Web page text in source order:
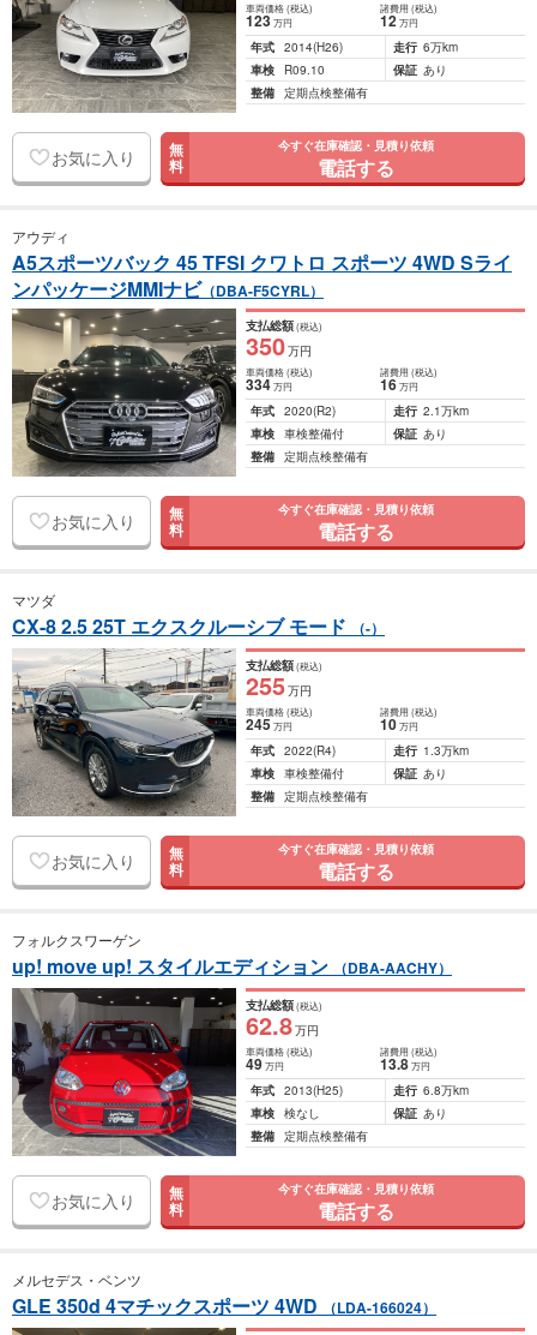
車両価格(税込)
123万円
諸費用 (税込)
12 万円
年式 2014(H26) 走行 6万km
車検
R09.10 保証 あり
整備 定期点検整備有
お気に入り 無
料
今すぐ在庫確認・見積り依頼
電話する
アウディ
A5スポーツバック 45 TFSI クワトロ スポーツ 4WD Sライ
ンパッケージMMIナビ（DBA-F5CYRL）
支払総額(税込)
350万円
車両価格(税込)
334万円
諸費用 (税込)
16 万円
年式 2020(R2) 走行 2.1万km
車検 車検整備付 保証 あり
整備 定期点検整備有
お気に入り 無
料
今すぐ在庫確認・見積り依頼
電話する
マツダ
CX-8 2.5 25T エクスクルーシブ モード （-）
支払総額(税込)
255万円
車両価格(税込)
245万円
諸費用 (税込)
10 万円
年式 2022(R4) 走行 1.3万km
車検 車検整備付 保証 あり
整備 定期点検整備有
お気に入り 無
料
今すぐ在庫確認・見積り依頼
電話する
フォルクスワーゲン
up! move up! スタイルエディション （DBA-AACHY）
支払総額(税込)
62.8万円
車両価格(税込)
49万円
諸費用 (税込)
13.8 万円
年式 2013(H25) 走行 6.8万km
車検 検なし 保証 あり
整備 定期点検整備有
お気に入り 無
料
今すぐ在庫確認・見積り依頼
電話する
メルセデス・ベンツ
GLE 350d 4マチックスポーツ 4WD （LDA-166024）